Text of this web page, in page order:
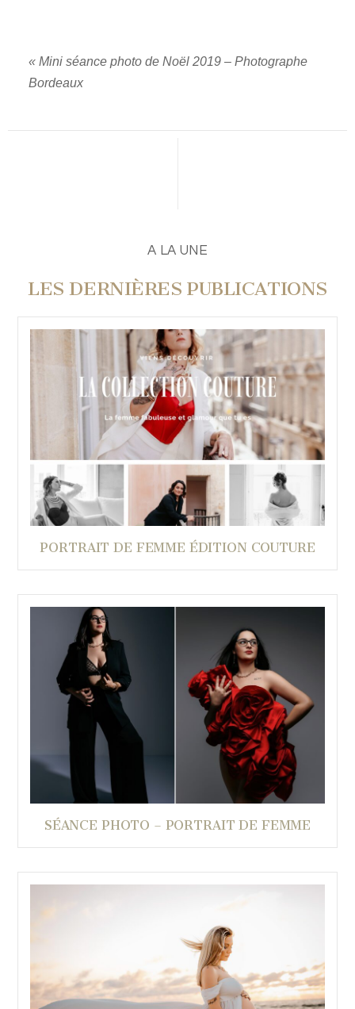
« Mini séance photo de Noël 2019 – Photographe
Bordeaux
A LA UNE
LES DERNIÈRES PUBLICATIONS
PORTRAIT DE FEMME ÉDITION COUTURE
SÉANCE PHOTO – PORTRAIT DE FEMME